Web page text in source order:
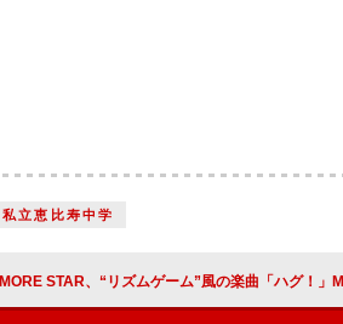
私立恵比寿中学
MORE STAR、“リズムゲーム”風の楽曲「ハグ！」MV公開